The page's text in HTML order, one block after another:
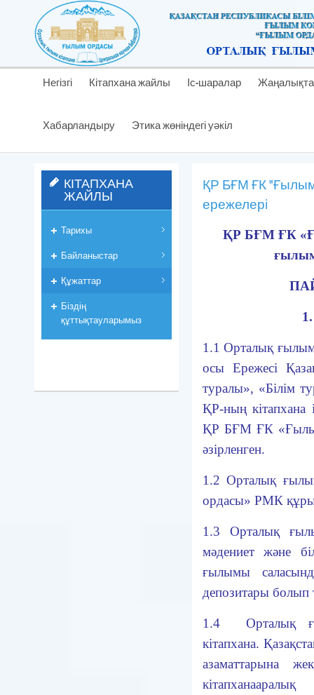
Негізгі Кітапхана жайлы Іс-шаралар
Хабарландыру Этика жөніндегі уәкіл
ҚР БҒМ ҒК
ережелерi
ҚР БҒМ ҒК
1.1 Орталық
осы Ережесі
туралы», «Білім
ҚР-ның кітапхана
ҚР БҒМ ҒК
әзірленген.
1.2Орталық ғ
ордасы» РМК
1.3 Орталық ғ
мәдениет және
ғылымы
депозитары болып
1.4 Орталық ғ
кітапхана.
азаматтарына
КІТАПХАНА
ЖАЙЛЫ
Тарихы
Байланыстар
Құжаттар
Біздің
құттықтауларымыз